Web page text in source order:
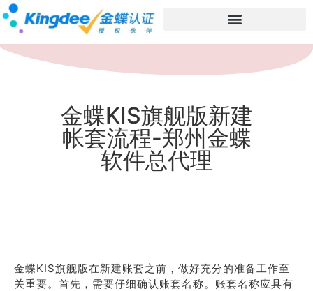
金蝶KIS旗舰版新建
帐套流程-郑州金蝶
软件总代理
金蝶KIS旗舰版在新建账套之前，做好充分的准备工作至
关重要。首先，需要仔细确认账套名称。账套名称应具有